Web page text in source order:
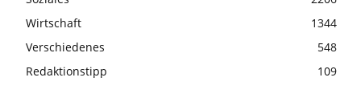
Wirtschaft
1344
Verschiedenes
548
Redaktionstipp
109